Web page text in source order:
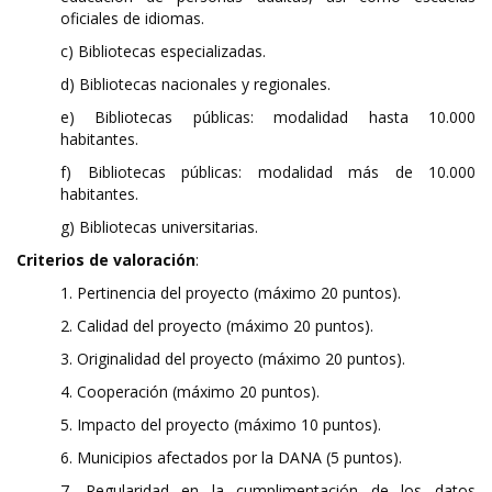
oficiales de idiomas.
c) Bibliotecas especializadas.
d) Bibliotecas nacionales y regionales.
e) Bibliotecas públicas: modalidad hasta 10.000
habitantes.
f) Bibliotecas públicas: modalidad más de 10.000
habitantes.
g) Bibliotecas universitarias.
Criterios de valoración:
1. Pertinencia del proyecto (máximo 20 puntos).
2. Calidad del proyecto (máximo 20 puntos).
3. Originalidad del proyecto (máximo 20 puntos).
4. Cooperación (máximo 20 puntos).
5. Impacto del proyecto (máximo 10 puntos).
6. Municipios afectados por la DANA (5 puntos).